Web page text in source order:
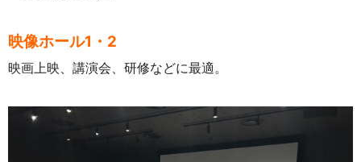
映像ホール1・2
映画上映、講演会、研修などに最適。